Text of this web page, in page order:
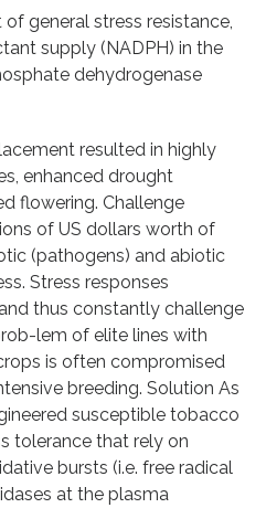
general stress resistance,
supply (NADPH) in the
dehydrogenase
resulted in highly
enhanced drought
flowering. Challenge
of US dollars worth of
(pathogens) and abiotic
Stress responses
thus constantly challenge
lem of elite lines with
is often compromised
breeding. Solution As
susceptible tobacco
tolerance that rely on
bursts (i.e. free radical
at the plasma